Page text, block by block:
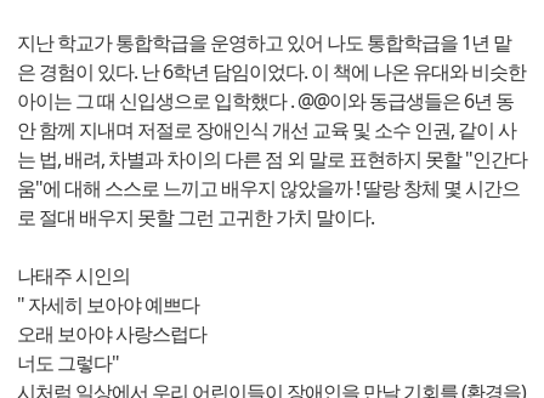
지난 학교가 통합학급을 운영하고 있어 나도 통합학급을 1년 맡
은 경험이 있다. 난 6학년 담임이었다. 이 책에 나온 유대와 비슷한
아이는 그 때 신입생으로 입학했다 . @@이와 동급생들은 6년 동
안 함께 지내며 저절로 장애인식 개선 교육 및 소수 인권, 같이 사
는 법, 배려, 차별과 차이의 다른 점 외 말로 표현하지 못할 "인간다
움"에 대해 스스로 느끼고 배우지 않았을까 ! 딸랑 창체 몇 시간으
로 절대 배우지 못할 그런 고귀한 가치 말이다.
나태주 시인의
" 자세히 보아야 예쁘다
오래 보아야 사랑스럽다
너도 그렇다"
시처럼 일상에서 우리 어린이들이 장애인을 만날 기회를 (환경을)